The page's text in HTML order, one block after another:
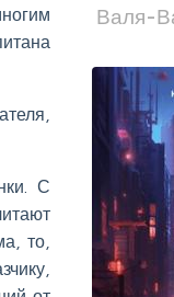
С
то,
Валя-